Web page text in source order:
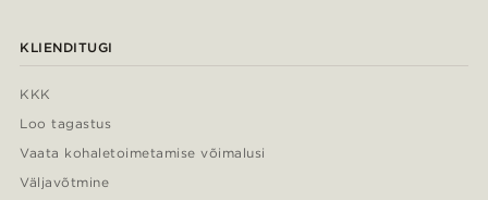
KLIENDITUGI
KKK
Loo tagastus
Vaata kohaletoimetamise võimalusi
Väljavõtmine